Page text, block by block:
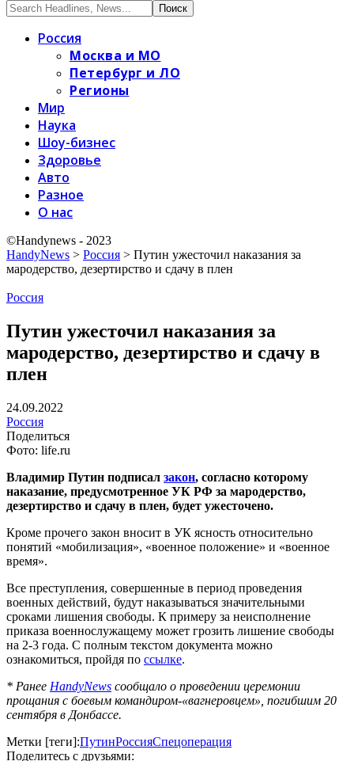
Россия
Москва и МО
Петербург и ЛО
Регионы
Мир
Наука
Шоу-бизнес
Здоровье
Авто
Разное
О нас
©Handynews - 2023
HandyNews > Россия > Путин ужесточил наказания за
мародерство, дезертирство и сдачу в плен
Россия
Путин ужесточил наказания за
мародерство, дезертирство и сдачу в
плен
24.09.2022
Россия
Поделиться
Фото: life.ru
Владимир Путин подписал закон, согласно которому
наказание, предусмотренное УК РФ за мародерство,
дезертирство и сдачу в плен, будет ужесточено.
Кроме прочего закон вносит в УК ясность относительно
понятий «мобилизация», «военное положение» и «военное
время».
Все преступления, совершенные в период проведения
военных действий, будут наказываться значительными
сроками лишения свободы. К примеру за неисполнение
приказа военнослужащему может грозить лишение свободы
на 2-3 года. С полным текстом документа можно
ознакомиться, пройдя по ссылке.
* Ранее HandyNews сообщало о проведении церемонии
прощания с боевым командиром-«вагнеровцем», погибшим 20
сентября в Донбассе.
Метки [теги]:ПутинРоссияСпецоперация
Поделитесь с друзьями: